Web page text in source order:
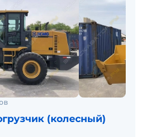
(колесный)